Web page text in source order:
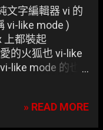
文字編輯器 vi 的
vi-like mode )
上都裝起
的火狐也 vi-like
like mode 的也
除了擁有更高的客
» READ MORE